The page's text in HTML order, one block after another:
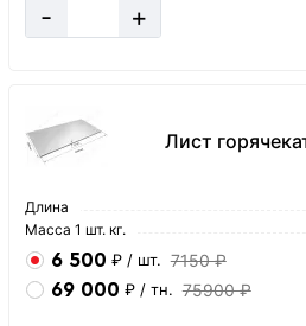
- +
Лист
Длина
Масса 1 шт. кг.
6 500 ₽ / шт. 7150 ₽
69 000 ₽ / тн. 75900 ₽